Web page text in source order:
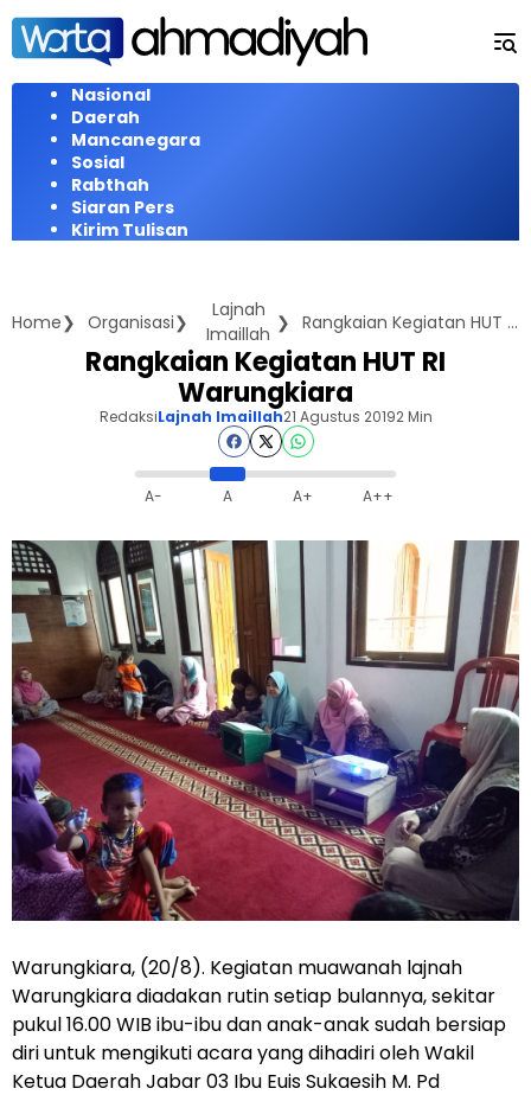
Langsung
konten
Nasional
Daerah
Mancanegara
Sosial
Rabthah
Siaran Pers
Kirim Tulisan
Home Organisasi
Lajnah
Imaillah
Rangkaian Kegiatan HUT RI Warungkiara
Rangkaian Kegiatan HUT RI
Warungkiara
RedaksiLajnah Imaillah21 Agustus 20192 Min
A- A A+ A++
Warungkiara, (20/8). Kegiatan muawanah lajnah
Warungkiara diadakan rutin setiap bulannya, sekitar
pukul 16.00 WIB ibu-ibu dan anak-anak sudah bersiap
diri untuk mengikuti acara yang dihadiri oleh Wakil
Ketua Daerah Jabar 03 Ibu Euis Sukaesih M. Pd